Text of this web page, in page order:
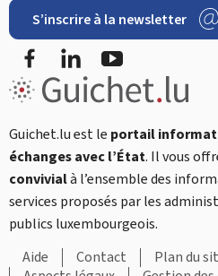
S’inscrire à la newsletter
FacebookLinkedIn
Guichet.lu est le portail
échanges avec l’État. Il vous
convivialà l’ensemble des
services proposés par les
publics luxembourgeois.
Aide
Contact Plan du